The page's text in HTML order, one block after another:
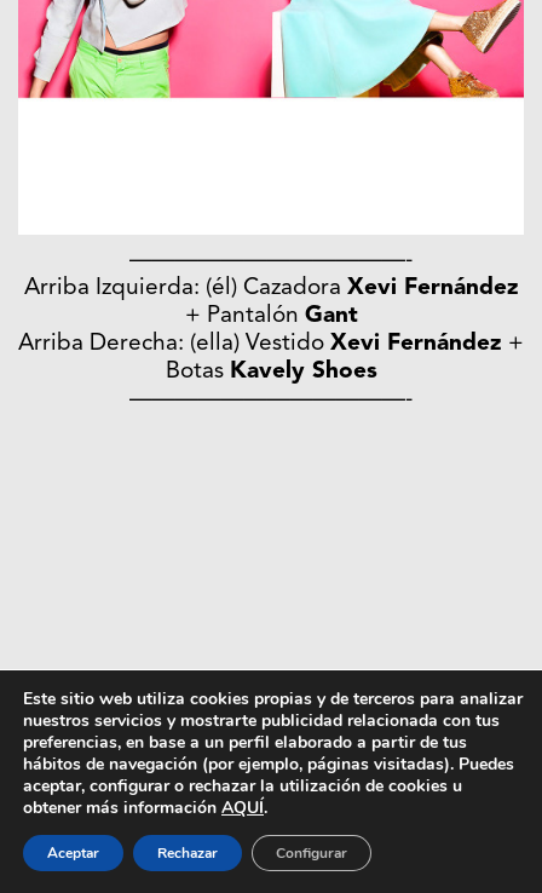
————————————-
Arriba Izquierda: (él) Cazadora Xevi Fernández
+ Pantalón Gant
Arriba Derecha: (ella) Vestido Xevi Fernández +
Botas Kavely Shoes
————————————-
Texto: Ramón Fano | 7 mayo 2016
Compartir
Comentarios 1
Este sitio web utiliza cookies propias y de terceros para analizar
nuestros servicios y mostrarte publicidad relacionada con tus
preferencias, en base a un perfil elaborado a partir de tus
hábitos de navegación (por ejemplo, páginas visitadas). Puedes
aceptar, configurar o rechazar la utilización de cookies u
obtener más información AQUÍ.
Aceptar Rechazar Configurar